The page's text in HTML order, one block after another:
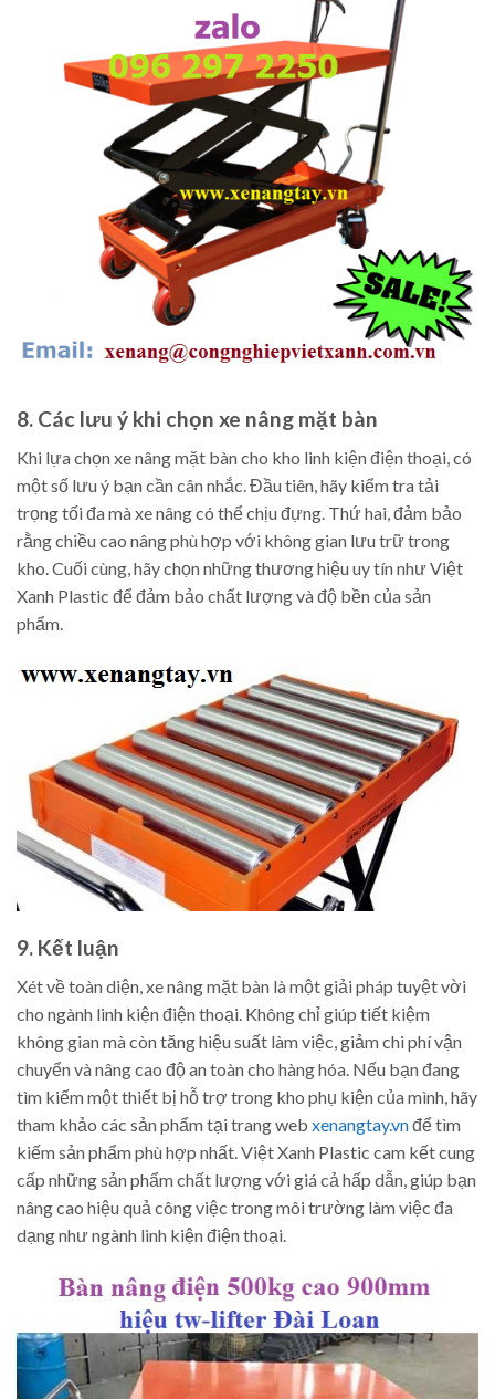
8. Các lưu ý khi chọn xe nâng mặt bàn
Khi lựa chọn xe nâng mặt bàn cho kho linh kiện điện thoại, có
một số lưu ý bạn cần cân nhắc. Đầu tiên, hãy kiểm tra tải
trọng tối đa mà xe nâng có thể chịu đựng. Thứ hai, đảm bảo
rằng chiều cao nâng phù hợp với không gian lưu trữ trong
kho. Cuối cùng, hãy chọn những thương hiệu uy tín như Việt
Xanh Plastic để đảm bảo chất lượng và độ bền của sản
phẩm.
9. Kết luận
Xét về toàn diện, xe nâng mặt bàn là một giải pháp tuyệt vời
cho ngành linh kiện điện thoại. Không chỉ giúp tiết kiệm
không gian mà còn tăng hiệu suất làm việc, giảm chi phí vận
chuyển và nâng cao độ an toàn cho hàng hóa. Nếu bạn đang
tìm kiếm một thiết bị hỗ trợ trong kho phụ kiện của mình, hãy
tham khảo các sản phẩm tại trang web xenangtay.vnđể tìm
kiếm sản phẩm phù hợp nhất. Việt Xanh Plastic cam kết cung
cấp những sản phẩm chất lượng với giá cả hấp dẫn, giúp bạn
nâng cao hiệu quả công việc trong môi trường làm việc đa
dạng như ngành linh kiện điện thoại.